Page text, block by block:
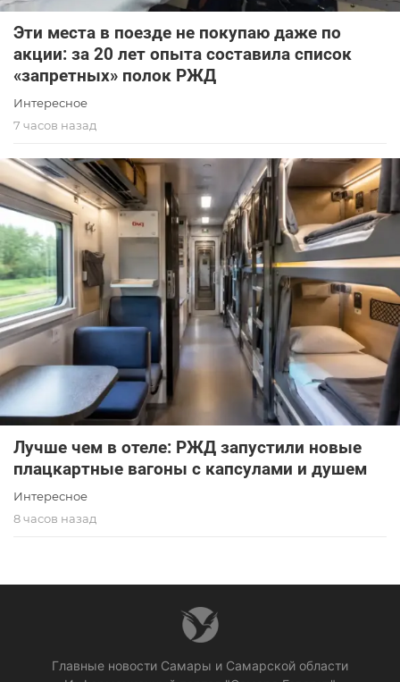
Эти места в поезде не покупаю даже по
акции: за 20 лет опыта составила список
«запретных» полок РЖД
Интересное
7 часов назад
Лучше чем в отеле: РЖД запустили новые
плацкартные вагоны с капсулами и душем
Интересное
8 часов назад
Главные новости Самары и Самарской области